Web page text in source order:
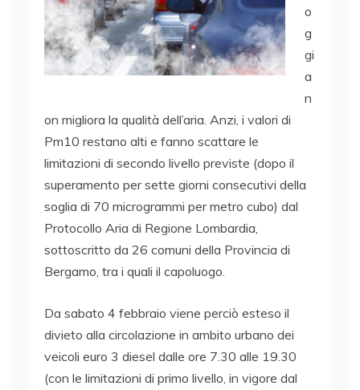
o
g
gi
a
n
on migliora la qualità dell’aria. Anzi, i valori di
Pm10 restano alti e fanno scattare le
limitazioni di secondo livello previste (dopo il
superamento per sette giorni consecutivi della
soglia di 70 microgrammi per metro cubo) dal
Protocollo Aria di Regione Lombardia,
sottoscritto da 26 comuni della Provincia di
Bergamo, tra i quali il capoluogo.
Da sabato 4 febbraio viene perciò esteso il
divieto alla circolazione in ambito urbano dei
veicoli euro 3 diesel dalle ore 7.30 alle 19.30
(con le limitazioni di primo livello, in vigore dal